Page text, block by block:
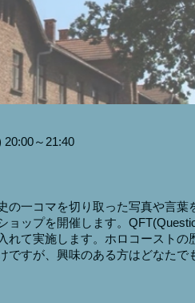
20:00～21:40
の一コマを切り取った写真や言
ョップを開催します。
れて実施します。ホロコースト
ですが、興味のある方はどなたで